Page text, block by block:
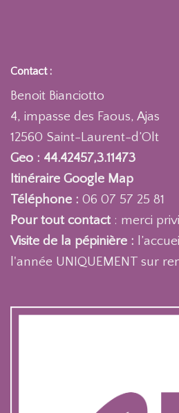
Contact :
Benoit Bianciotto
4, impasse des Faous, Ajas
12560 Saint-Laurent-d’Olt
Geo : 44.42457,3.11473
Itinéraire Google Map
Téléphone : 06 07 57 25 81
Pour tout contact : merci
Visite de la pépinière :
l'année UNIQUEMENT sur